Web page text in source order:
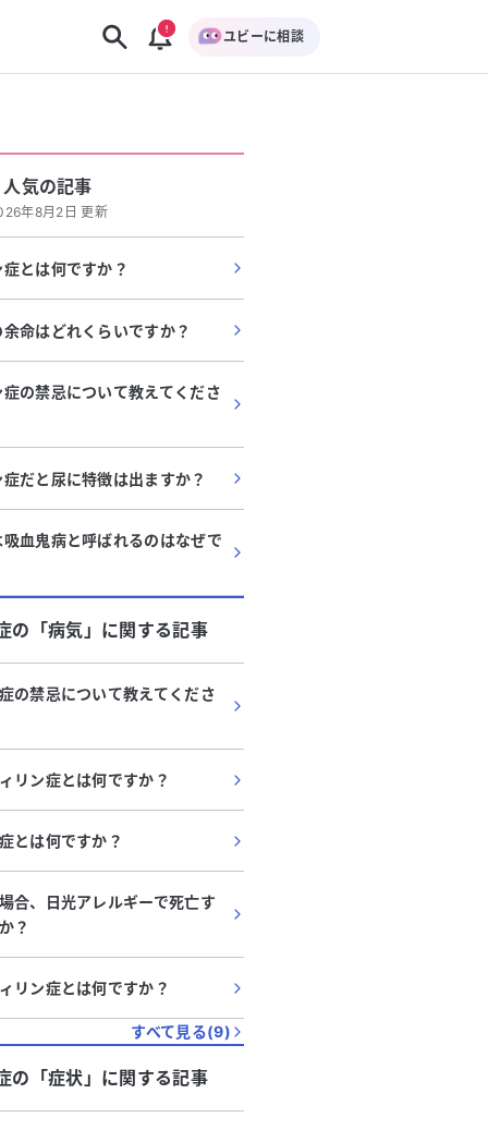
ユビーに相談
人気の記事
年8月2日 更新
とは何ですか？
命はどれくらいですか？
の禁忌について教えてくださ
だと尿に特徴は出ますか？
血鬼病と呼ばれるのはなぜで
の「病気 」に関する記事
の禁忌について教えてくださ
リン症とは何ですか？
とは何ですか？
合、日光アレルギーで死亡す
？
リン症とは何ですか？
すべて見る(9)
の「症状 」に関する記事